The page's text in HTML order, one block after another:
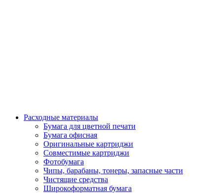
Расходные материалы
Бумага для цветной печати
Бумага офисная
Оригинальные картриджи
Совместимые картриджи
Фотобумага
Чипы, барабаны, тонеры, запасные части
Чистящие средства
Широкоформатная бумага